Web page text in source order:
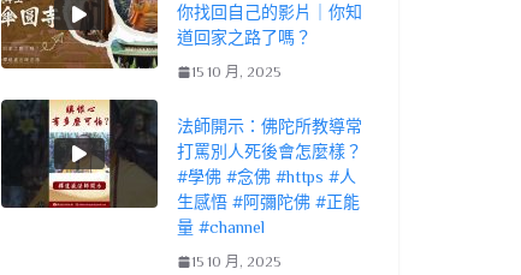
你找回自己的影片｜你知
道回家之路了嗎？
15 10 月, 2025
法師開示：佛陀所教導常
打罵別人死後會怎麼樣？
#學佛 #念佛 #https #人
生感悟 #阿彌陀佛 #正能
量 #channel
15 10 月, 2025